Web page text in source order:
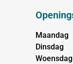
Maandag
Dinsdag
Woensdag